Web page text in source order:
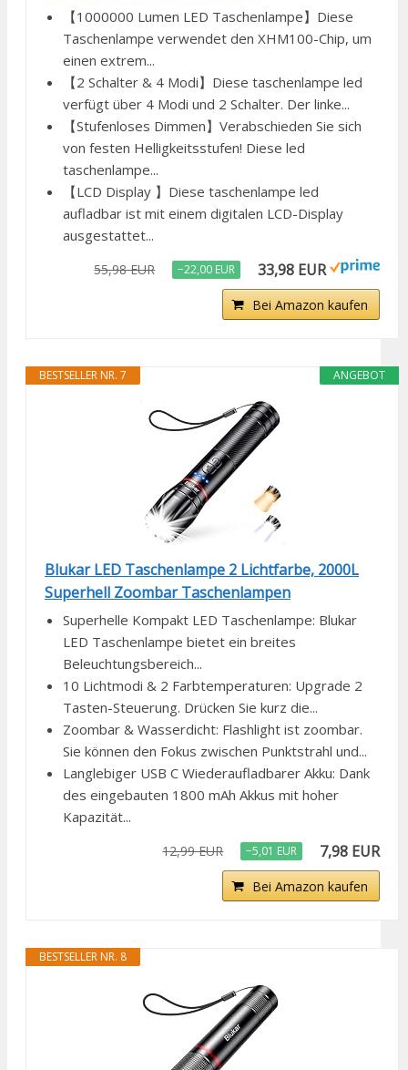
【1000000 Lumen LED Taschenlampe】Diese
Taschenlampe verwendet den XHM100-Chip, um
einen extrem...
【2 Schalter & 4 Modi】Diese taschenlampe led
verfügt über 4 Modi und 2 Schalter. Der linke...
【Stufenloses Dimmen】Verabschieden Sie sich
von festen Helligkeitsstufen! Diese led
taschenlampe...
【LCD Display 】Diese taschenlampe led
aufladbar ist mit einem digitalen LCD-Display
ausgestattet...
55,98 EUR −22,00 EUR 33,98 EUR
Bei Amazon kaufen
ANGEBOT
BESTSELLER NR. 7
Blukar LED Taschenlampe 2 Lichtfarbe, 2000L
Superhell Zoombar Taschenlampen
Superhelle Kompakt LED Taschenlampe: Blukar
LED Taschenlampe bietet ein breites
Beleuchtungsbereich...
10 Lichtmodi & 2 Farbtemperaturen: Upgrade 2
Tasten-Steuerung. Drücken Sie kurz die...
Zoombar & Wasserdicht: Flashlight ist zoombar.
Sie können den Fokus zwischen Punktstrahl und...
Langlebiger USB C Wiederaufladbarer Akku: Dank
des eingebauten 1800 mAh Akkus mit hoher
Kapazität...
12,99 EUR −5,01 EUR 7,98 EUR
Bei Amazon kaufen
BESTSELLER NR. 8